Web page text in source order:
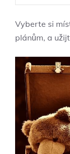
Vyberte si
plánům, a